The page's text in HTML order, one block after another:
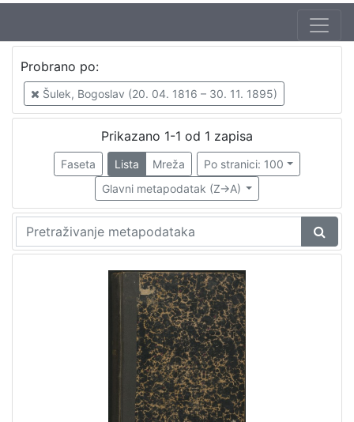
Jezik
hrvatski
Knjige
Probrano po:
Šulek, Bogoslav (20. 04. 1816 – 30. 11. 1895)
Prikazano 1-1 od 1 zapisa
Faseta Lista Mreža
Po stranici: 100
Glavni metapodatak (Z->A)